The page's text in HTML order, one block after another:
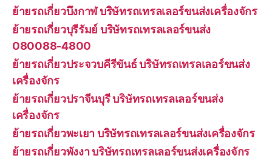
ย้ายรถเกี่ยวบึงกาฬ บริษัทรถเทรลเลอร์ขนส่งเครื่องจักร
ย้ายรถเกี่ยวบุรีรัมย์ บริษัทรถเทรลเลอร์ขนส่ง
080088-4800
ย้ายรถเกี่ยวประจวบคีรีขันธ์ บริษัทรถเทรลเลอร์ขนส่ง
เครื่องจักร
ย้ายรถเกี่ยวปราจีนบุรี บริษัทรถเทรลเลอร์ขนส่ง
เครื่องจักร
ย้ายรถเกี่ยวพะเยา บริษัทรถเทรลเลอร์ขนส่งเครื่องจักร
ย้ายรถเกี่ยวพังงา บริษัทรถเทรลเลอร์ขนส่งเครื่องจักร